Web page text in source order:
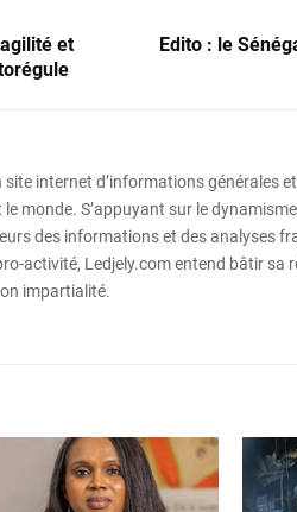
et
Edito : le
site internet d’informations générales
le monde. S’appuyant sur le
des informations et des analyses
activité, Ledjely.com entend bâtir sa
impartialité.